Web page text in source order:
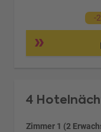
-
4
Zimmer 1 (2